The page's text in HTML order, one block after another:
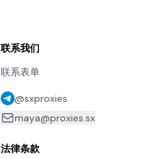
联系我们
联系表单
@sxproxies
maya@proxies.sx
法律条款